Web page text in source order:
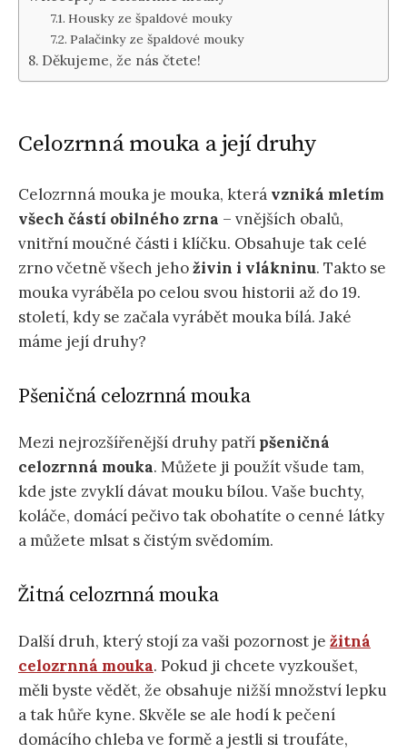
Housky ze špaldové mouky
Palačinky ze špaldové mouky
Děkujeme, že nás čtete!
Celozrnná mouka a její druhy
Celozrnná mouka je mouka, která vzniká mletím
všech částí obilného zrna – vnějších obalů,
vnitřní moučné části i klíčku. Obsahuje tak celé
zrno včetně všech jehoživin i vlákninu. Takto se
mouka vyráběla po celou svou historii až do 19.
století, kdy se začala vyrábět mouka bílá. Jaké
máme její druhy?
Pšeničná celozrnná mouka
Mezi nejrozšířenější druhy patří pšeničná
celozrnná mouka. Můžete ji použít všude tam,
kde jste zvyklí dávat mouku bílou. Vaše buchty,
koláče, domácí pečivo tak obohatíte o cenné látky
a můžete mlsat s čistým svědomím.
Žitná celozrnná mouka
Další druh, který stojí za vaši pozornost je žitná
celozrnná mouka. Pokud ji chcete vyzkoušet,
měli byste vědět, že obsahuje nižší množství lepku
a tak hůře kyne. Skvěle se ale hodí k pečení
domácího chleba ve formě a jestli si troufáte,